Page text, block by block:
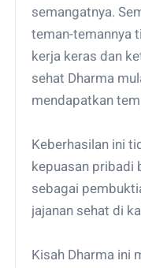
semangatnya.
teman-temannya
kerja keras dan
sehat Dharma
mendapatkan
Keberhasilan ini
kepuasan pribadi
sebagai
jajanan sehat di
Kisah Dharma ini